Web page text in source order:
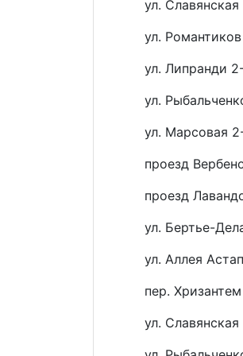
ул. Славянская
ул.
ул. Липранди
ул.
ул. Марсовая
проезд
проезд
ул. Бертье-
ул. Аллея
пер.
ул.